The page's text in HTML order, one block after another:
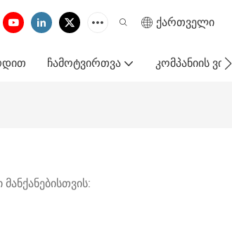
ქართველი
ᲩᲐᲛᲝᲢᲕᲘᲠᲗᲕᲐ ᲙᲝᲛᲞᲐᲜᲘᲘᲡ